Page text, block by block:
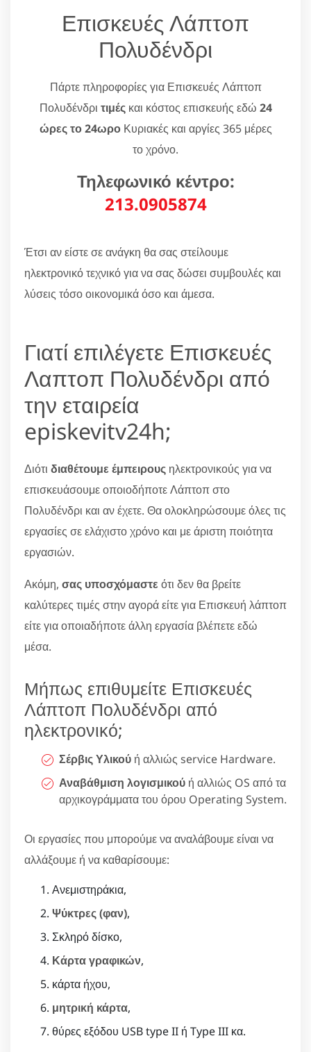
Επισκευές Λάπτοπ
Πολυδένδρι
Πάρτε πληροφορίες για Επισκευές Λάπτοπ
Πολυδένδρι τιμέςκαι κόστος επισκευής εδώ 24
ώρες το 24ωροΚυριακές και αργίες 365 μέρες
το χρόνο.
Τηλεφωνικό κέντρο:
213.0905874
Έτσι αν είστε σε ανάγκη θα σας στείλουμε
ηλεκτρονικό τεχνικό για να σας δώσει συμβουλές και
λύσεις τόσο οικονομικά όσο και άμεσα.
Γιατί επιλέγετε Επισκευές
Λαπτοπ Πολυδένδρι από
την εταιρεία
episkevitv24h;
Διότι διαθέτουμε έμπειρους ηλεκτρονικούς για να
επισκευάσουμε οποιοδήποτε Λάπτοπ στο
Πολυδένδρι και αν έχετε. Θα ολοκληρώσουμε όλες τις
εργασίες σε ελάχιστο χρόνο και με άριστη ποιότητα
εργασιών.
Ακόμη, σας υποσχόμαστε ότι δεν θα βρείτε
καλύτερες τιμές στην αγορά είτε για Επισκευή λάπτοπ
είτε για οποιαδήποτε άλλη εργασία βλέπετε εδώ
μέσα.
Μήπως επιθυμείτε Επισκευές
Λάπτοπ Πολυδένδρι από
ηλεκτρονικό;
Σέρβις Υλικού ή αλλιώς service Hardware.
Αναβάθμιση λογισμικού ή αλλιώς OS από τα
αρχικογράμματα του όρου Operating System.
Οι εργασίες που μπορούμε να αναλάβουμε είναι να
αλλάξουμε ή να καθαρίσουμε:
Ανεμιστηράκια,
Ψύκτρες (φαν),
Σκληρό δίσκο,
Κάρτα γραφικών,
κάρτα ήχου,
μητρική κάρτα,
θύρες εξόδου USB type II ή Type III κα.